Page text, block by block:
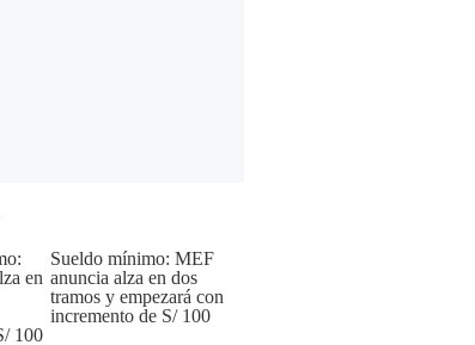
Sueldo mínimo: MEF
anuncia alza en dos
tramos y empezará con
incremento de S/ 100